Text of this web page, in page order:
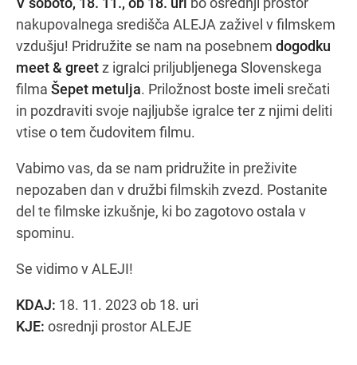
Navodila za pot
nakupovalnega središča ALEJA zaživel v filmskem
vzdušju! Pridružite se nam na posebnem dogodku
meet & greetz igralci priljubljenega Slovenskega
filma Šepet metulja. Priložnost boste imeli srečati
in pozdraviti svoje najljubše igralce ter z njimi deliti
vtise o tem čudovitem filmu.
Vabimo vas, da se nam pridružite in preživite
nepozaben dan v družbi filmskih zvezd. Postanite
del te filmske izkušnje, ki bo zagotovo ostala v
spominu.
Se vidimo v ALEJI!
KDAJ: 18. 11. 2023 ob 18. uri
KJE: osrednji prostor ALEJE